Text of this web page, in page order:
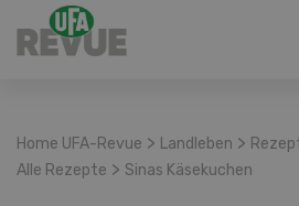
Home UFA-Revue > Landleben >
Alle Rezepte > Sinas Käsekuchen